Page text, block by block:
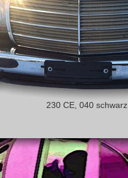
230 CE, 040 schwarz